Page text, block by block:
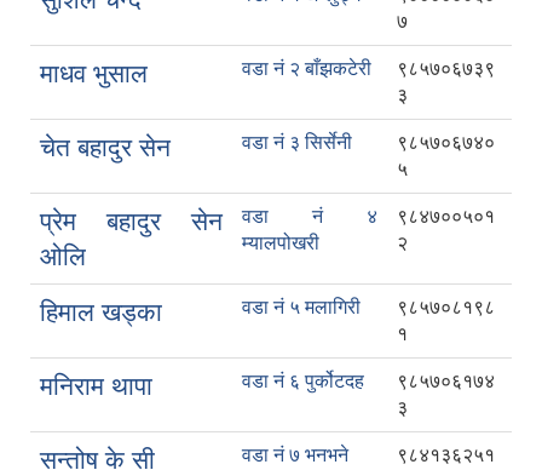
७
माधव भुसाल वडा नं २ बाँझकटेरी
९८५७०६७३९
३
चेत बहादुर सेन वडा नं ३ सिर्सेनी
९८५७०६७४०
५
प्रेम बहादुर सेन
ओलि
वडा नं ४
म्यालपोखरी
९८४७००५०१
२
हिमाल खड्का वडा नं ५ मलागिरी
९८५७०८१९८
१
मनिराम थापा वडा नं ६ पुर्कोटदह
९८५७०६१७४
३
सन्तोष के सी वडा नं ७ भनभने
९८४१३६२५१